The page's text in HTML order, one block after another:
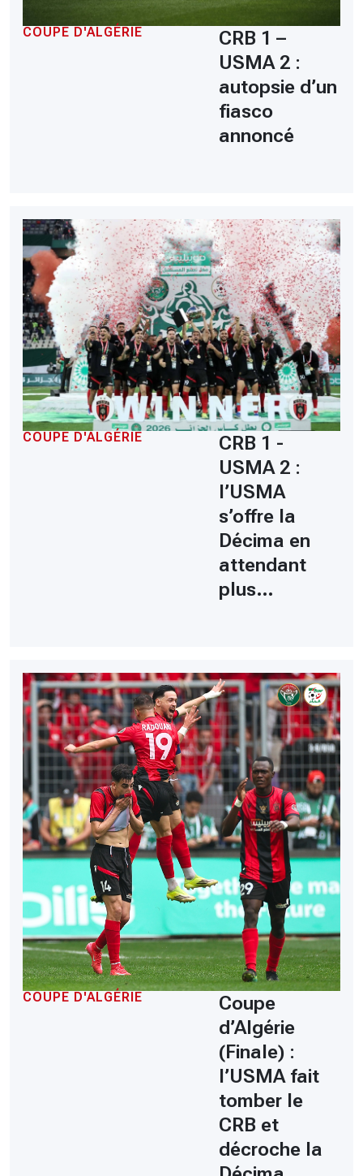
COUPE D'ALGÉRIE
CRB 1 –
USMA 2 :
autopsie d’un
fiasco
annoncé
COUPE D'ALGÉRIE
CRB 1 -
USMA 2 :
l’USMA
s’offre la
Décima en
attendant
plus…
COUPE D'ALGÉRIE
Coupe
d’Algérie
(Finale) :
l’USMA fait
tomber le
CRB et
décroche la